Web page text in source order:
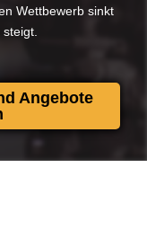
Wettbewerb sinkt
Angebote